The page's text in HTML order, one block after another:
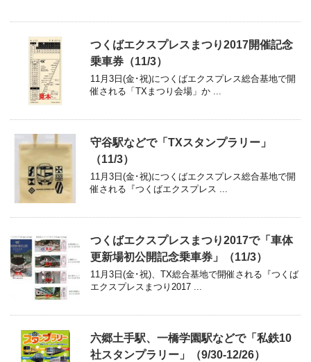
つくばエクスプレスまつり2017開催記念
乗車券（11/3）
11月3日(金･祝)につくばエクスプレス総合基地で開
催される「TXまつり会場」か ...
守谷駅などで「TXスタンプラリー」
（11/3）
11月3日(金･祝)につくばエクスプレス総合基地で開
催される『つくばエクスプレス ...
つくばエクスプレスまつり2017で「車体
更新場初公開記念乗車券」（11/3）
11月3日(金･祝)、TX総合基地で開催される『つくば
エクスプレスまつり2017 ...
六郷土手駅、一橋学園駅などで「私鉄10
社スタンプラリー」（9/30-12/26）